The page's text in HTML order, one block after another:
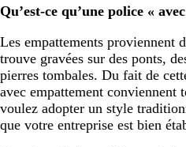
Qu’est-ce qu’une police «
Les empattements proviennent
trouve gravées sur des ponts,
pierres tombales. Du fait de
avec empattement conviennent
voulez adopter un style
que votre entreprise est bien